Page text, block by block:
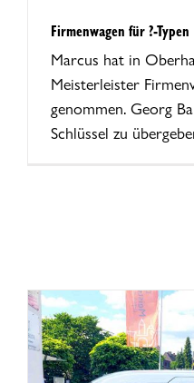
Firmenwagen für ?-Typen
Marcus hat in
Meisterleister
genommen. Georg
Schlüssel zu